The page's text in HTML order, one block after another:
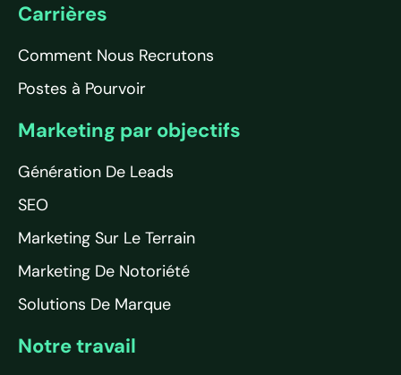
Carrières
Comment Nous Recrutons
Postes à Pourvoir
Marketing par objectifs
Génération De Leads
SEO
Marketing Sur Le Terrain
Marketing De Notoriété
Solutions De Marque
Notre travail